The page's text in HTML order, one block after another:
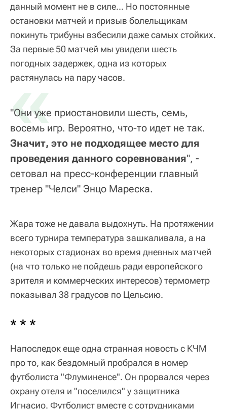
данный момент не в силе... Но постоянные
остановки матчей и призыв болельщикам
покинуть трибуны взбесили даже самых стойких.
За первые 50 матчей мы увидели шесть
погодных задержек, одна из которых
растянулась на пару часов.
«
"Они уже приостановили шесть, семь,
восемь игр. Вероятно, что-то идет не так.
Значит, это не подходящее место для
проведения данного соревнования", -
сетовал на пресс-конференции главный
тренер "Челси" Энцо Мареска.
Жара тоже не давала выдохнуть. На протяжении
всего турнира температура зашкаливала, а на
некоторых стадионах во время дневных матчей
(на что только не пойдешь ради европейского
зрителя и коммерческих интересов) термометр
показывал 38 градусов по Цельсию.
* * *
Напоследок еще одна странная новость с КЧМ
про то, как бездомный пробрался в номер
футболиста "Флуминенсе". Он прорвался через
охрану отеля и "поселился" у защитника
Игнасио. Футболист вместе с сотрудниками